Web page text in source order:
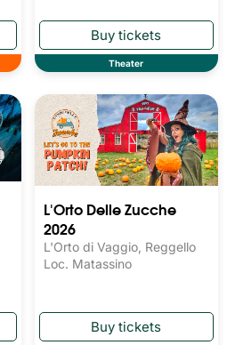
Theater
L'Orto Delle Zucche
2026
L'Orto di Vaggio, Reggello
Loc. Matassino